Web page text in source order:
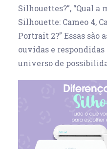
Silhouettes?”, “Qual a
Silhouette: Cameo 4,
Portrait 2?” Essas são
ouvidas e
universo de